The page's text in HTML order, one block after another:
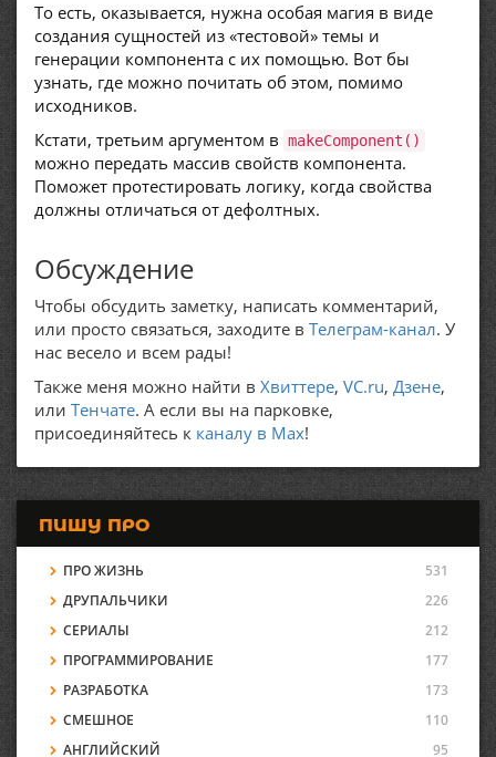
То есть, оказывается, нужна особая магия в виде
создания сущностей из «тестовой» темы и
генерации компонента с их помощью. Вот бы
узнать, где можно почитать об этом, помимо
исходников.
Кстати, третьим аргументом в makeComponent()
можно передать массив свойств компонента.
Поможет протестировать логику, когда свойства
должны отличаться от дефолтных.
Обсуждение
Чтобы обсудить заметку, написать комментарий,
или просто связаться, заходите в Телеграм-канал. У
нас весело и всем рады!
Также меня можно найти в Хвиттере, VC.ru, Дзене,
или Тенчате. А если вы на парковке,
присоединяйтесь к каналу в Max!
ПИШУ ПРО
ПРО ЖИЗНЬ
531
ДРУПАЛЬЧИКИ
226
СЕРИАЛЫ
212
ПРОГРАММИРОВАНИЕ
177
РАЗРАБОТКА
173
СМЕШНОЕ
110
АНГЛИЙСКИЙ
95